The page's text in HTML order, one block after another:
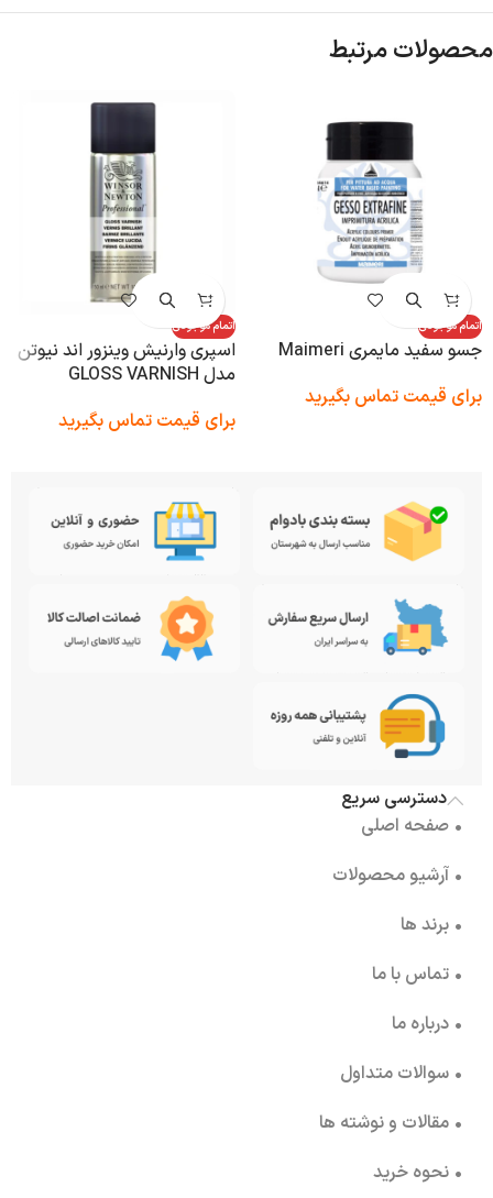
محصولات مرتبط
اتمام موجودی
جسو سفید مایمری Maimeri
برای قیمت تماس بگیرید
اتمام موجودی
اسپری وارنیش وینزور اند نیوتن
مدل GLOSS VARNISH
برای قیمت تماس بگیرید
دسترسی سریع
• صفحه اصلی
• آرشیو محصولات
• برند ها
• تماس با ما
• درباره ما
• سوالات متداول
• مقالات و نوشته ها
• نحوه خرید